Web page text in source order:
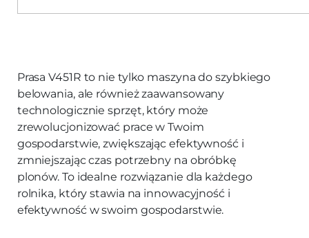
Prasa V451R to nie tylko maszyna do szybkiego
belowania, ale również zaawansowany
technologicznie sprzęt, który może
zrewolucjonizować prace w Twoim
gospodarstwie, zwiększając efektywność i
zmniejszając czas potrzebny na obróbkę
plonów. To idealne rozwiązanie dla każdego
rolnika, który stawia na innowacyjność i
efektywność w swoim gospodarstwie.